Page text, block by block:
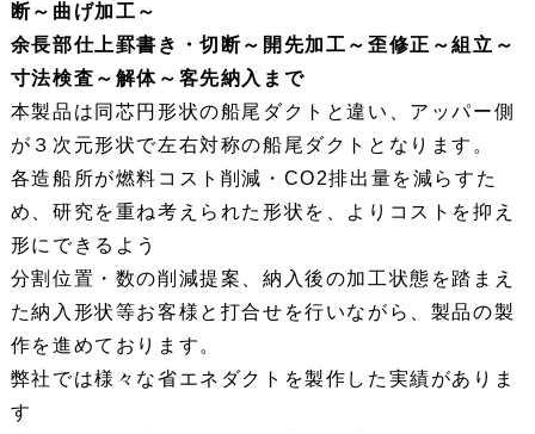
断～曲げ加工～
余長部仕上罫書き・切断～開先加工～歪修正～組立～
寸法検査～解体～客先納入まで
本製品は同芯円形状の船尾ダクトと違い、アッパー側
が３次元形状で左右対称の船尾ダクトとなります。
各造船所が燃料コスト削減・CO2排出量を減らすた
め、研究を重ね考えられた形状を、よりコストを抑え
形にできるよう
分割位置・数の削減提案、納入後の加工状態を踏まえ
た納入形状等お客様と打合せを行いながら、製品の製
作を進めております。
弊社では様々な省エネダクトを製作した実績がありま
す